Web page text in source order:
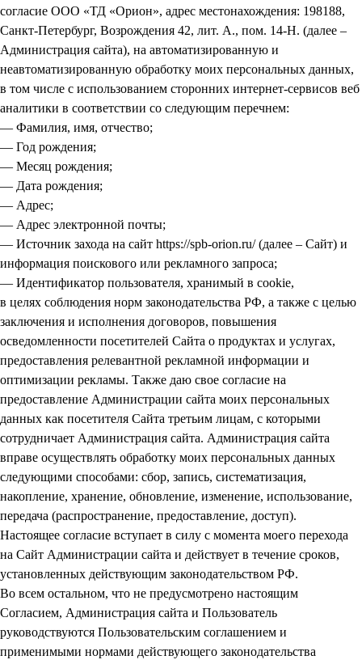
согласие ООО «ТД «Орион», адрес местонахождения: 198188,
Санкт-Петербург, Возрождения 42, лит. А., пом. 14-Н. (далее –
Администрация сайта), на автоматизированную и
неавтоматизированную обработку моих персональных данных,
в том числе с использованием сторонних интернет-сервисов веб
аналитики в соответствии со следующим перечнем:
— Фамилия, имя, отчество;
— Год рождения;
— Месяц рождения;
— Дата рождения;
— Адрес;
— Адрес электронной почты;
— Источник захода на сайт https://spb-orion.ru/ (далее – Сайт) и
информация поискового или рекламного запроса;
— Идентификатор пользователя, хранимый в cookie,
в целях соблюдения норм законодательства РФ, а также с целью
заключения и исполнения договоров, повышения
осведомленности посетителей Сайта о продуктах и услугах,
предоставления релевантной рекламной информации и
оптимизации рекламы. Также даю свое согласие на
предоставление Администрации сайта моих персональных
данных как посетителя Сайта третьим лицам, с которыми
сотрудничает Администрация сайта. Администрация сайта
вправе осуществлять обработку моих персональных данных
следующими способами: сбор, запись, систематизация,
накопление, хранение, обновление, изменение, использование,
передача (распространение, предоставление, доступ).
Настоящее согласие вступает в силу с момента моего перехода
на Сайт Администрации сайта и действует в течение сроков,
установленных действующим законодательством РФ.
Во всем остальном, что не предусмотрено настоящим
Согласием, Администрация сайта и Пользователь
руководствуются Пользовательским соглашением и
применимыми нормами действующего законодательства